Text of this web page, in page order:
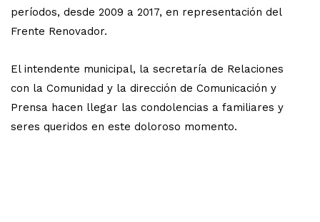
períodos, desde 2009 a 2017, en representación del
Frente Renovador.
El intendente municipal, la secretaría de Relaciones
con la Comunidad y la dirección de Comunicación y
Prensa hacen llegar las condolencias a familiares y
seres queridos en este doloroso momento.